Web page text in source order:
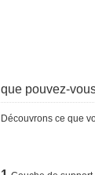
que pouvez-
Découvrons ce que